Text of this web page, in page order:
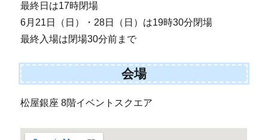
最終日は17時閉場
6月21日（日）・28日（日）は19時30分閉場
最終入場は閉場30分前まで
会場
松屋銀座 8階イベントスクエア